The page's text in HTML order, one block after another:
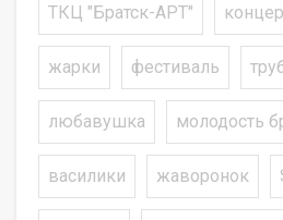
ТКЦ "Братск-АРТ"
жарки фестиваль
любавушка молодость
василики жаворонок